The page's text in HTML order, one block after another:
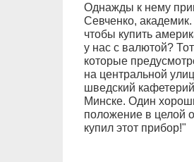
Однажды к нему
Севченко,
чтобы купить
у нас с валютой?
которые
на центральной
шведский
Минске. Один
положение в целой
купил этот прибор!"